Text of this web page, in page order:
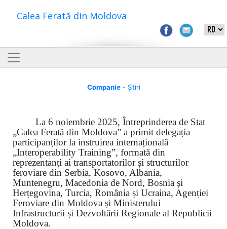
Calea Ferată din Moldova
Companie- Știri
La 6 noiembrie 2025, Întreprinderea de Stat
„Calea Ferată din Moldova” a primit delegația
participanților la instruirea internațională
„Interoperability Training”, formată din
reprezentanți ai transportatorilor și structurilor
feroviare din Serbia, Kosovo, Albania,
Muntenegru, Macedonia de Nord, Bosnia și
Herțegovina, Turcia, România și Ucraina, Agenției
Feroviare din Moldova și Ministerului
Infrastructurii și Dezvoltării Regionale al Republicii
Moldova.